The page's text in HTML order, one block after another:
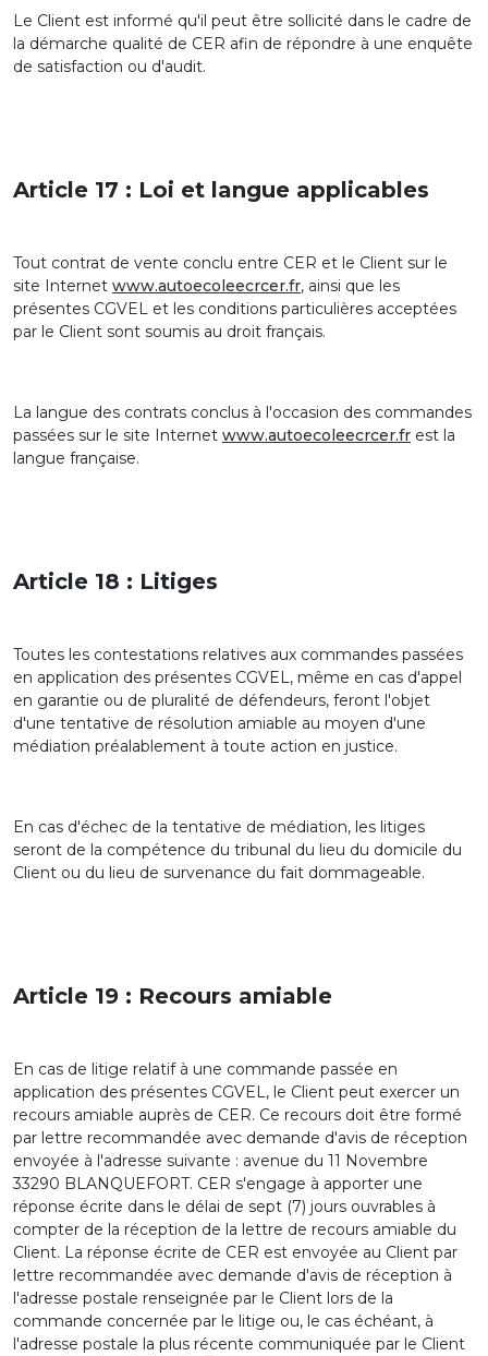
Le Client est informé qu'il peut être sollicité dans le cadre de
la démarche qualité de CER afin de répondre à une enquête
de satisfaction ou d'audit.
Article 17 : Loi et langue applicables
Tout contrat de vente conclu entre CER et le Client sur le
site Internet www.autoecoleecrcer.fr, ainsi que les
présentes CGVEL et les conditions particulières acceptées
par le Client sont soumis au droit français.
La langue des contrats conclus à l'occasion des commandes
passées sur le site Internet www.autoecoleecrcer.fr est la
langue française.
Article 18 : Litiges
Toutes les contestations relatives aux commandes passées
en application des présentes CGVEL, même en cas d'appel
en garantie ou de pluralité de défendeurs, feront l'objet
d'une tentative de résolution amiable au moyen d'une
médiation préalablement à toute action en justice.
En cas d'échec de la tentative de médiation, les litiges
seront de la compétence du tribunal du lieu du domicile du
Client ou du lieu de survenance du fait dommageable.
Article 19 : Recours amiable
En cas de litige relatif à une commande passée en
application des présentes CGVEL, le Client peut exercer un
recours amiable auprès de CER. Ce recours doit être formé
par lettre recommandée avec demande d'avis de réception
envoyée à l'adresse suivante : avenue du 11 Novembre
33290 BLANQUEFORT. CER s'engage à apporter une
réponse écrite dans le délai de sept (7) jours ouvrables à
compter de la réception de la lettre de recours amiable du
Client. La réponse écrite de CER est envoyée au Client par
lettre recommandée avec demande d'avis de réception à
l'adresse postale renseignée par le Client lors de la
commande concernée par le litige ou, le cas échéant, à
l'adresse postale la plus récente communiquée par le Client